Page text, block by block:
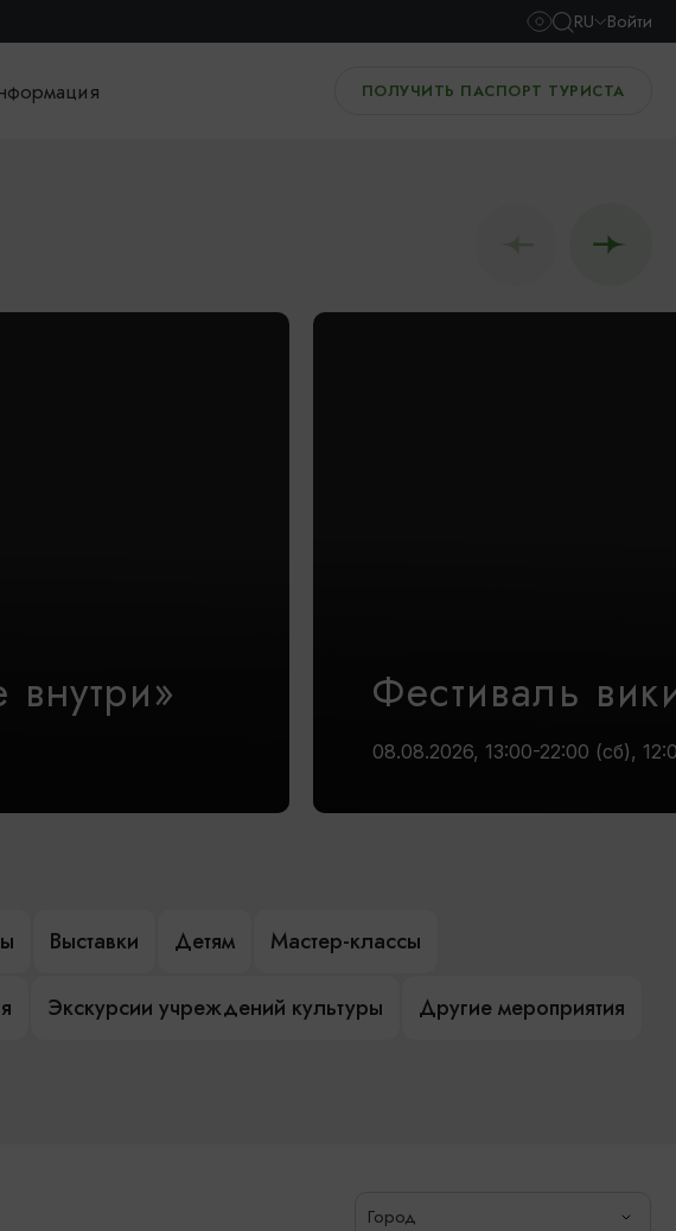
RU Войти
ПОЛУЧИТЬ ПАСПОРТ ТУРИСТА
Фестиваль
08.08.2026, 13:00-22:00 (сб),
Выставки Детям Мастер-классы
Экскурсии учреждений культуры Другие мероприятия
Город